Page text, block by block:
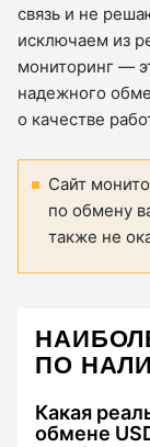
связь и не
исключаем из
мониторинг —
надежного
о качестве
Сайт
по обмену
также не
ПО
Какая
обмене